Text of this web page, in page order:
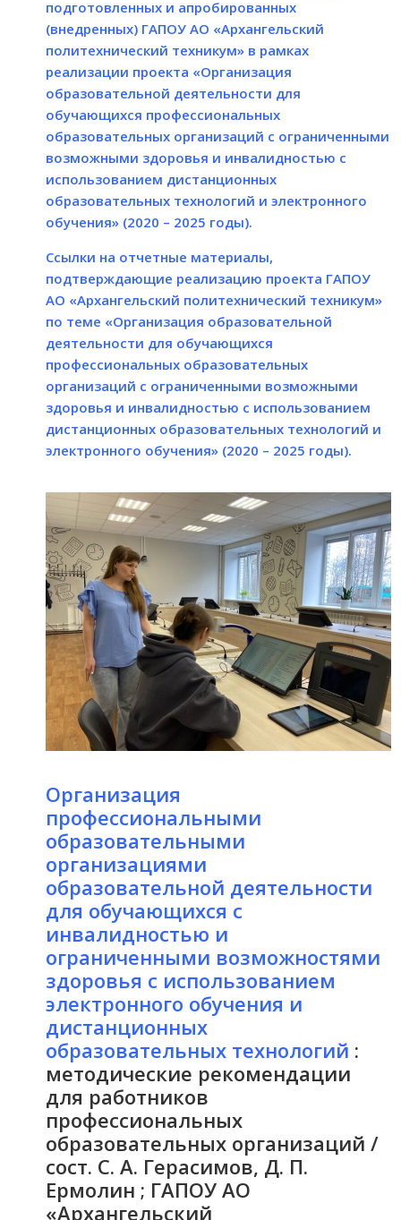
подготовленных и апробированных
(внедренных) ГАПОУ АО «Архангельский
политехнический техникум» в рамках
реализации проекта «Организация
образовательной деятельности для
обучающихся профессиональных
образовательных организаций с ограниченными
возможными здоровья и инвалидностью с
использованием дистанционных
образовательных технологий и электронного
обучения» (2020 – 2025 годы).
Ссылки на отчетные материалы,
подтверждающие реализацию проекта ГАПОУ
АО «Архангельский политехнический техникум»
по теме «Организация образовательной
деятельности для обучающихся
профессиональных образовательных
организаций с ограниченными возможными
здоровья и инвалидностью с использованием
дистанционных образовательных технологий и
электронного обучения» (2020 – 2025 годы).
Организация
профессиональными
образовательными
организациями
образовательной деятельности
для обучающихся с
инвалидностью и
ограниченными возможностями
здоровья с использованием
электронного обучения и
дистанционных
образовательных технологий :
методические рекомендации
для работников
профессиональных
образовательных организаций /
сост. С. А. Герасимов, Д. П.
Ермолин ; ГАПОУ АО
«Архангельский